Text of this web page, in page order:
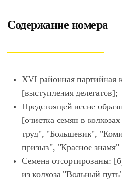
Содержание номера
XVI районная партийная
[выступления делегатов];
Предстоящей весне
[очистка семян в
труд", "Большевик",
призыв", "Красное
Семена отсортированы:
из колхоза "Вольный